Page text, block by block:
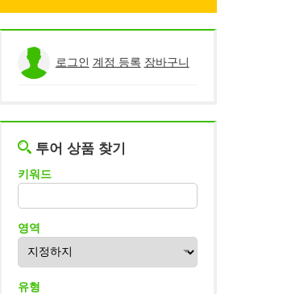
히루젠(마니와시)
로그인 계정 등록 장바구니
투어 상품 찾기
키워드
영역
유형